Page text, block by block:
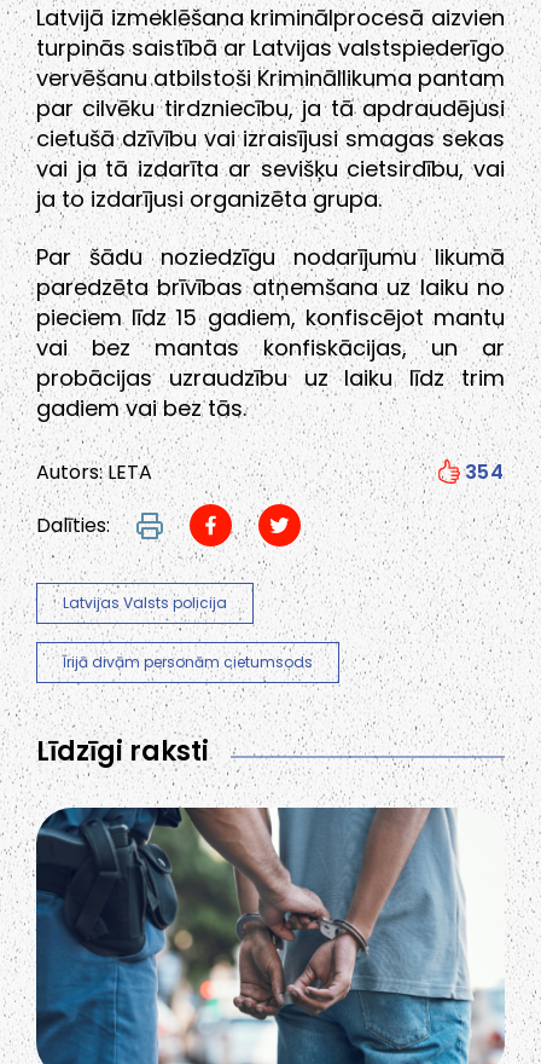
Latvijā izmeklēšana kriminālprocesā aizvien
turpinās saistībā ar Latvijas valstspiederīgo
vervēšanu atbilstoši Krimināllikuma pantam
par cilvēku tirdzniecību, ja tā apdraudējusi
cietušā dzīvību vai izraisījusi smagas sekas
vai ja tā izdarīta ar sevišķu cietsirdību, vai
ja to izdarījusi organizēta grupa.
Par šādu noziedzīgu nodarījumu likumā
paredzēta brīvības atņemšana uz laiku no
pieciem līdz 15 gadiem, konfiscējot mantu
vai bez mantas konfiskācijas, un ar
probācijas uzraudzību uz laiku līdz trim
gadiem vai bez tās.
Autors: LETA
354
Dalīties:
Latvijas Valsts policija
Īrijā divām personām cietumsods
Līdzīgi raksti